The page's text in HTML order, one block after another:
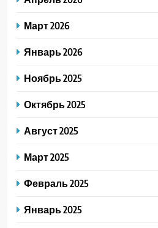
Март 2026
Январь 2026
Ноябрь 2025
Октябрь 2025
Август 2025
Март 2025
Февраль 2025
Январь 2025